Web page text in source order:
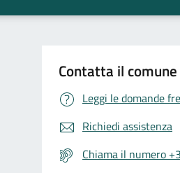
Contatta il comune
Leggi le domande
Richiedi assistenza
Chiama il numero